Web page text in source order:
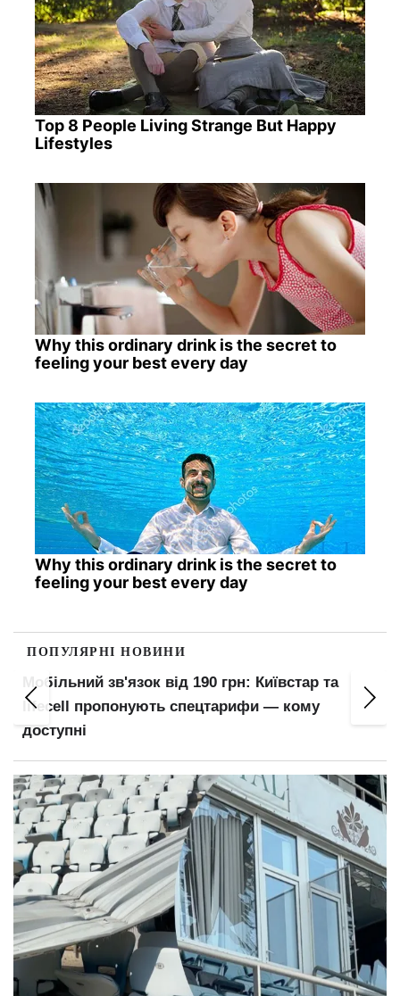
Top 8 People Living Strange But Happy
Lifestyles
Why this ordinary drink is the secret to
feeling your best every day
Why this ordinary drink is the secret to
feeling your best every day
ПОПУЛЯРНІ НОВИНИ
Штраф за середній палець і заборона блимати
фарами: водійські правила, яких немає в ПДР